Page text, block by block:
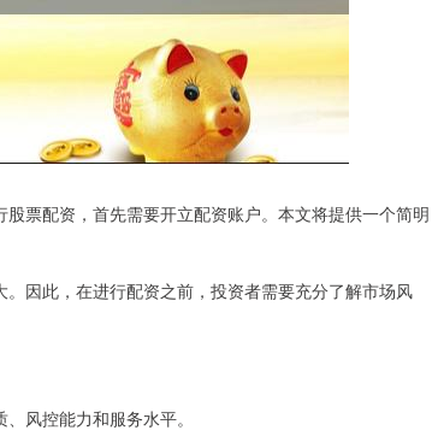
票配资，首先需要开立配资账户。本文将提供一个简明
因此，在进行配资之前，投资者需要充分了解市场风
风控能力和服务水平。